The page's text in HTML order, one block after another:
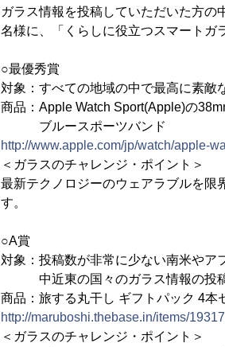
ガラス情報を投稿していただいた方
名様に、「くらしに役立つスマートガ
○最優秀賞
対象：すべての地域の中で最高に素敵
商品：Apple Watch Sport(Apple)の
ブルースポーツバンド
http://www.apple.com/jp/watch/apple-
＜ガラスのチャレンジ・ポイント＞
最新テクノロジーのウェアラブルを限
す。
○A賞
対象：投稿数が非常に少ない南米やア
中近東の国々のガラス情報の投
商品：旅する丸干し ギフトパック 4本
http://maruboshi.thebase.in/items/
＜ガラスのチャレンジ・ポイント＞